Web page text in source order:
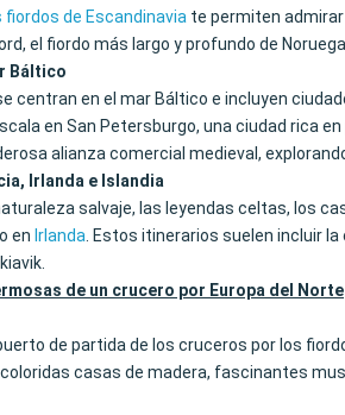
de Escandinavia te permiten
el fiordo más largo y profundo de
Báltico
centran en el mar Báltico e incluyen
en San Petersburgo, una ciudad rica
alianza comercial medieval,
Irlanda e Islandia
salvaje, las leyendas celtas, los
en Irlanda . Estos itinerarios suelen incluir
de un crucero por Europa del Norte
de partida de los cruceros por los
casas de madera, fascinantes